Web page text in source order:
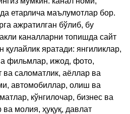
етарлича маълумотлар бор.
ажратилган бўлиб, бу
каналларни топишда сайт
қулайлик яратади: янгиликлар,
фильмлар, ижод, фото,
ва саломатлик, аёллар ва
автомобиллар, олиш ва
кўнгилочар, бизнес ва
молия, ҳуқуқ, давлат